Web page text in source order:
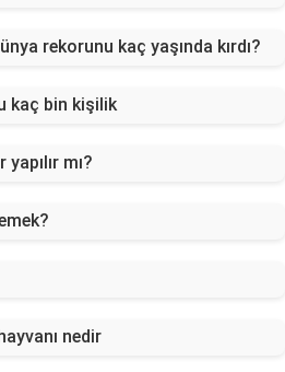
rekorunu kaç yaşında kırdı?
kaç bin kişilik
mı?
nedir